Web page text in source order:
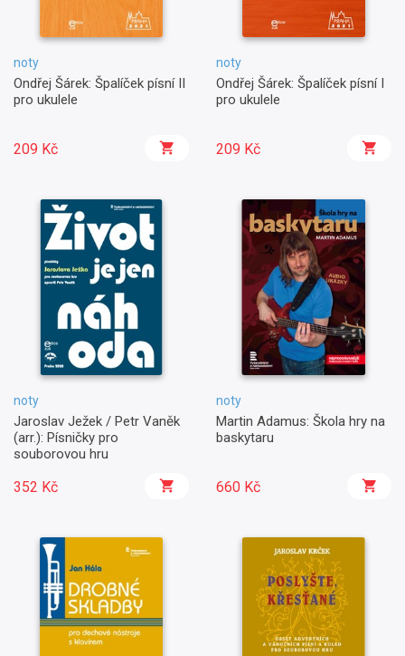
noty
Ondřej Šárek: Špalíček písní II
pro ukulele
209 Kč
noty
Ondřej Šárek: Špalíček písní I
pro ukulele
209 Kč
noty
Jaroslav Ježek / Petr Vaněk
(arr.): Písničky pro
souborovou hru
352 Kč
noty
Martin Adamus: Škola hry na
baskytaru
660 Kč